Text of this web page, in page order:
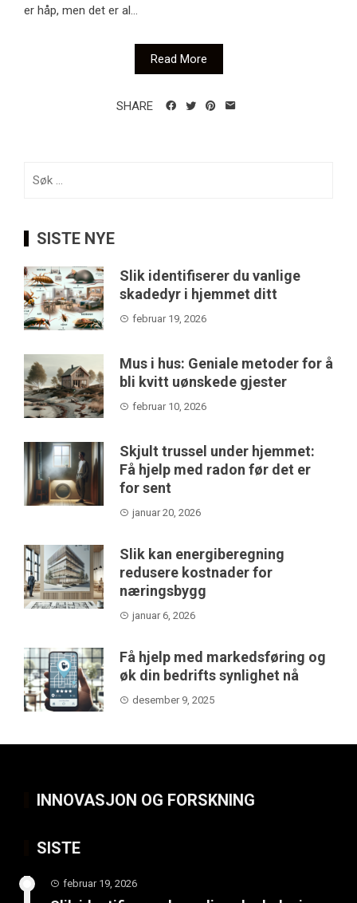
er håp, men det er al...
Read More
SHARE
SISTE NYE
Slik identifiserer du vanlige
skadedyr i hjemmet ditt
februar 19, 2026
Mus i hus: Geniale metoder for å
bli kvitt uønskede gjester
februar 10, 2026
Skjult trussel under hjemmet:
Få hjelp med radon før det er
for sent
januar 20, 2026
Slik kan energiberegning
redusere kostnader for
næringsbygg
januar 6, 2026
Få hjelp med markedsføring og
øk din bedrifts synlighet nå
desember 9, 2025
INNOVASJON OG FORSKNING
SISTE
februar 19, 2026